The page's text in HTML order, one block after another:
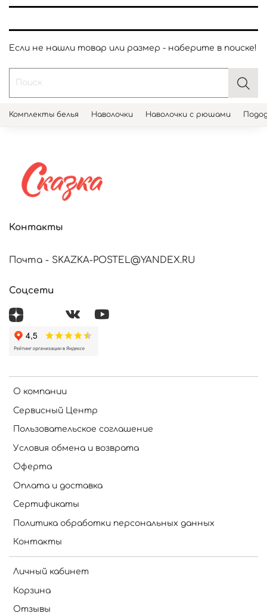
Если не нашли товар или размер - наберите в поиске!
Комплекты белья Наволочки Наволочки с рюшами
О компании
Сервисный Центр
Пользовательское соглашение
Условия обмена и возврата
Оферта
Оплата и доставка
Сертификаты
Политика обработки персональных данных
Контакты
Личный кабинет
Корзина
Отзывы
Контакты
Почта - SKAZKA-POSTEL@YANDEX.RU
Соцсети